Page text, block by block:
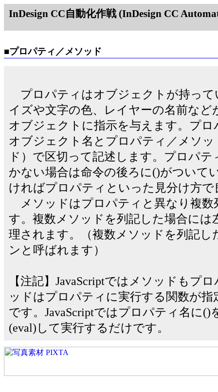
InDesign CC自動化作戦 (InDesign CC
■プロパティ／メソッド
プロパティはオブジェクトが持って
イズや文字の色、レイヤーの名前な
オブジェクトに指示を与えます。プ
オブジェクト名とプロパティ／メソ
ド）で区切って記述します。プロパ
かない場合は命令の後ろに()がついて
ければプロパティといった見分け方
メソッドはプロパティと異なり複数
す。複数メソッドを列記した場合には
理されます。（複数メソッドを列記
ンと呼ばれます）
【注記】JavaScriptではメソッドもプ
ッドはプロパティに実行する関数が
です。JavaScriptではプロパティ名に()
(eval)して実行するだけです。